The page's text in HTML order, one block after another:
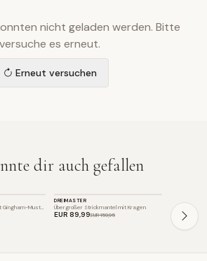
nicht geladen werden. Bitte
versuche es erneut.
Erneut versuchen
dir auch gefallen
SALE
DREIMASTER
Übergroßer Strickmantel mit Kragen
EUR 89,99EUR 159,95
SALE
EUR 99